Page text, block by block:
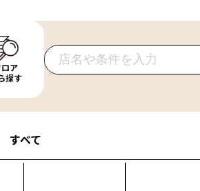
ア
探す
すべて